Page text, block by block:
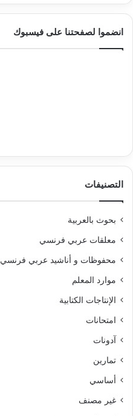
انضموا لصفحتنا على فيسبوك
التصنيفات
بحوث بالعربية
معلقات عربي فرنسي
محفوظات و أناشيد عربي فرنسي
موارد المعلم
الإنتاجات الكتابية
امتحانات
آدونات
تمارين
أساسي
غير مصنف